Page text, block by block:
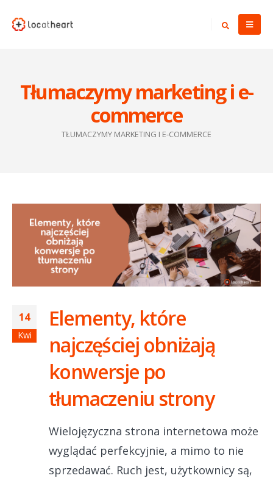
Tłumaczymy marketing i e-
commerce
TŁUMACZYMY MARKETING I E-COMMERCE
14
Kwi
Elementy, które
najczęściej obniżają
konwersje po
tłumaczeniu strony
Wielojęzyczna strona internetowa może
wyglądać perfekcyjnie, a mimo to nie
sprzedawać. Ruch jest, użytkownicy są,